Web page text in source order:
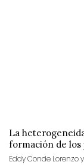
La
formación de los
Eddy Conde Lorenzo